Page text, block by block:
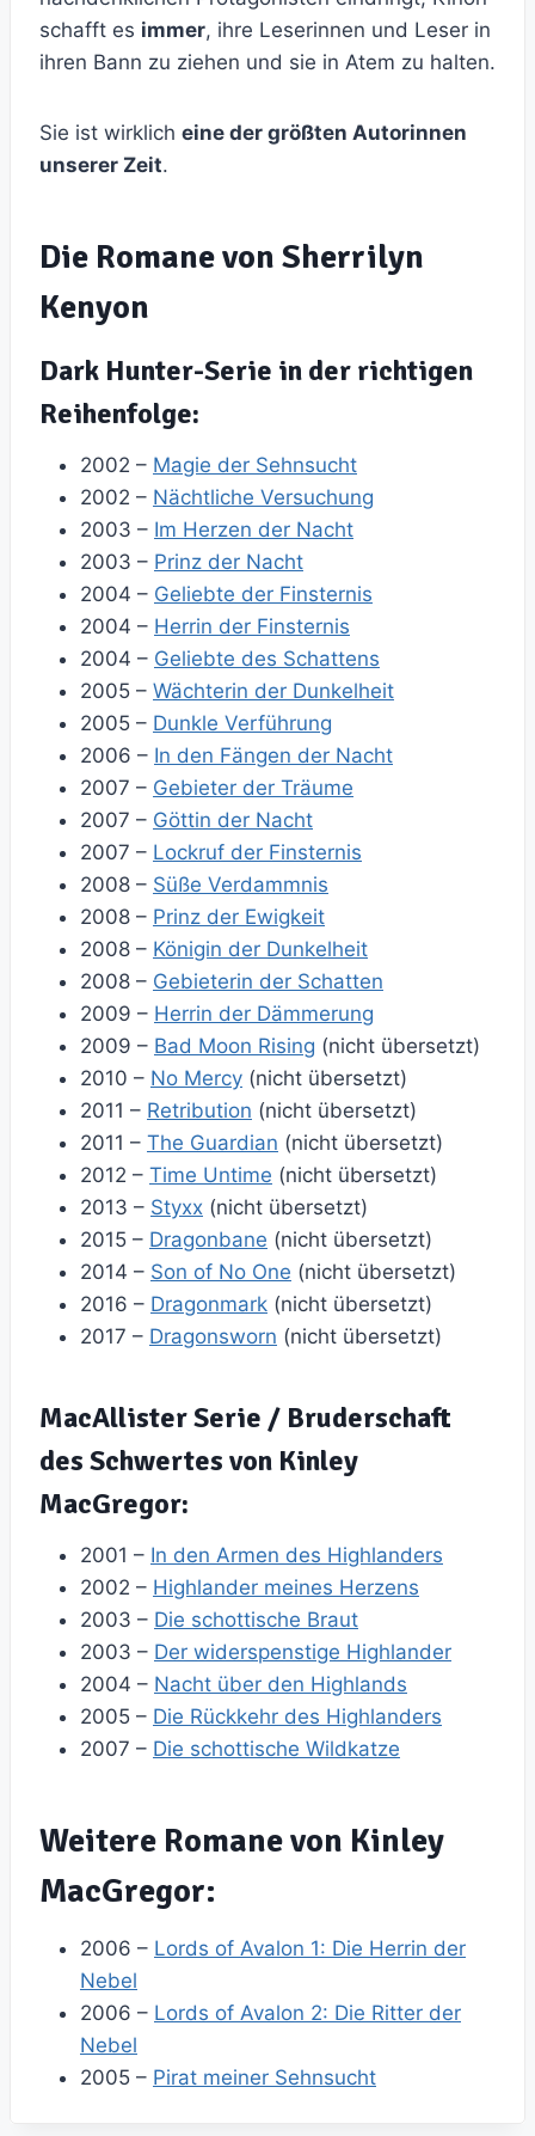
schafft es immer, ihre Leserinnen und Leser in
ihren Bann zu ziehen und sie in Atem zu halten.
Sie ist wirklich eine der größten Autorinnen
unserer Zeit.
Die Romane von Sherrilyn
Kenyon
Dark Hunter-Serie in der richtigen
Reihenfolge:
2002 – Magie der Sehnsucht
2002 – Nächtliche Versuchung
2003 – Im Herzen der Nacht
2003 – Prinz der Nacht
2004 – Geliebte der Finsternis
2004 – Herrin der Finsternis
2004 – Geliebte des Schattens
2005 – Wächterin der Dunkelheit
2005 – Dunkle Verführung
2006 – In den Fängen der Nacht
2007 – Gebieter der Träume
2007 – Göttin der Nacht
2007 – Lockruf der Finsternis
2008 – Süße Verdammnis
2008 – Prinz der Ewigkeit
2008 – Königin der Dunkelheit
2008 – Gebieterin der Schatten
2009 – Herrin der Dämmerung
2009 – Bad Moon Rising (nicht übersetzt)
2010 – No Mercy (nicht übersetzt)
2011 – Retribution (nicht übersetzt)
2011 – The Guardian (nicht übersetzt)
2012 – Time Untime (nicht übersetzt)
2013 – Styxx (nicht übersetzt)
2015 – Dragonbane (nicht übersetzt)
2014 – Son of No One (nicht übersetzt)
2016 – Dragonmark (nicht übersetzt)
2017 – Dragonsworn (nicht übersetzt)
MacAllister Serie / Bruderschaft
des Schwertes von Kinley
MacGregor:
2001 – In den Armen des Highlanders
2002 – Highlander meines Herzens
2003 – Die schottische Braut
2003 – Der widerspenstige Highlander
2004 – Nacht über den Highlands
2005 – Die Rückkehr des Highlanders
2007 – Die schottische Wildkatze
Weitere Romane von Kinley
MacGregor:
2006 – Lords of Avalon 1: Die Herrin der
Nebel
2006 – Lords of Avalon 2: Die Ritter der
Nebel
2005 – Pirat meiner Sehnsucht